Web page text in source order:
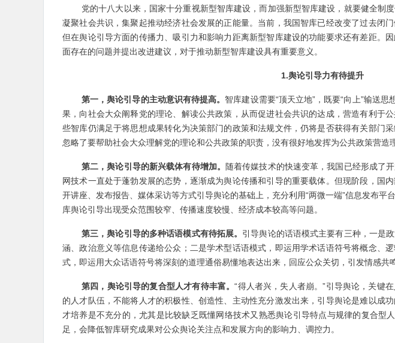
党的十八大以来，国家十分重视新型智库建设，而加强新型智库建设，就要健全制
凝聚社会共识，集聚起推动经济社会发展的正能量。当前，我国智库已经改变了过去闭
但在舆论引导方面的传播力、吸引力和影响力距离新型智库建设的功能要求还有差距。
面存在的问题并提出改进建议，对于推动新型智库建设具有重要意义。
1.舆论引导力有待提升
第一，舆论引导的主动意识有待提高。 智库建设需要“顶天立地”，既要“向上”输送
果，向社会大众阐释党的理论、解读公共政策，从而促进社会共识的达成，营造有利于
些智库仍满足于将思想成果转化为决策部门的政策和法规文件，仍将是否获得有关部门
忽略了要帮助社会大众理解党的理论和公共政策的职责，没有很好地发挥为公共政策营造
第二，舆论引导的新兴载体有待增加。 随着传媒技术的快速变革，我国已经形成了
网技术一直处于蓬勃发展的态势，逐渐成为舆论传播和引导的重要载体。但现阶段，国
开讲座、发布报告、媒体采访等方式引导舆论的基础上，充分利用“两微一端”信息发布平
库舆论引导出现受众范围较窄、传播速度较慢、经济成本较高等问题。
第三，舆论引导的多种话语模式有待拓展。 引导舆论的话语模式主要有三种，一是
涵、政治意义等信息传递给公众；二是学术型话语模式，即运用学术话语符号将概念、
式，即运用大众话语符号将深刻的道理通俗易懂地表达出来，回应公众关切，引发情感共
第四，舆论引导的复合型人才有待丰富。“得人者兴，失人者崩。”引导舆论，关键
的人才队伍，不能将人才的积极性、创造性、主动性充分激发出来，引导舆论是难以成
才培养是不充分的，尤其是比较缺乏既懂网络技术又熟悉舆论引导特点与规律的复合型
足，会降低智库研究成果对公众舆论关注点和发展方向的影响力、调控力。